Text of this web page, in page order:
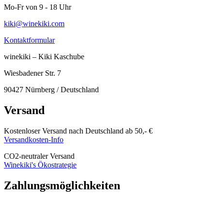
Mo-Fr von 9 - 18 Uhr
kiki@winekiki.com
Kontaktformular
winekiki – Kiki Kaschube
Wiesbadener Str. 7
90427 Nürnberg / Deutschland
Versand
Kostenloser Versand nach Deutschland ab 50,- €
Versandkosten-Info
CO2-neutraler Versand
Winekiki's Ökostrategie
Zahlungsmöglichkeiten